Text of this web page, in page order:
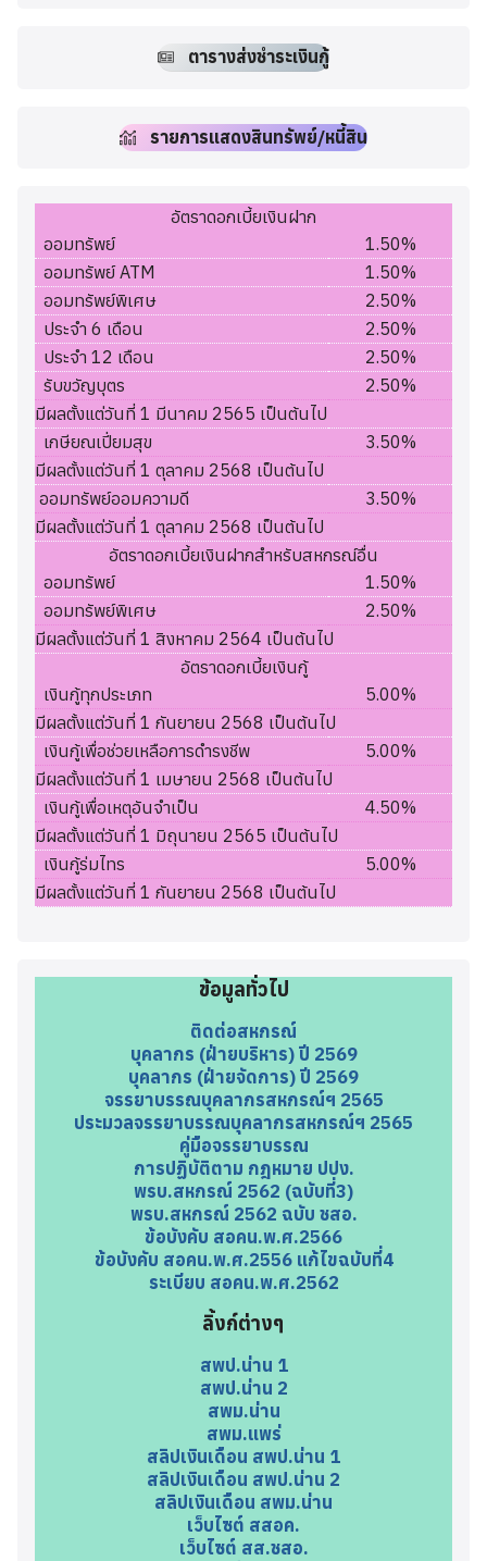
ตารางส่งชำระเงินกู้
รายการแสดงสินทรัพย์/หนี้สิน
อัตราดอกเบี้ยเงินฝาก
ออมทรัพย์
1.50%
ออมทรัพย์ ATM
1.50%
ออมทรัพย์พิเศษ
2.50%
ประจำ 6 เดือน
2.50%
ประจำ 12 เดือน
2.50%
รับขวัญบุตร
2.50%
มีผลตั้งแต่วันที่ 1 มีนาคม 2565 เป็นต้นไป
เกษียณเปี่ยมสุข
3.50%
มีผลตั้งแต่วันที่ 1 ตุลาคม 2568 เป็นต้นไป
ออมทรัพย์ออมความดี
3.50%
มีผลตั้งแต่วันที่ 1 ตุลาคม 2568 เป็นต้นไป
อัตราดอกเบี้ยเงินฝากสำหรับสหกรณ์อื่น
ออมทรัพย์
1.50%
ออมทรัพย์พิเศษ
2.50%
มีผลตั้งแต่วันที่ 1 สิงหาคม 2564 เป็นต้นไป
อัตราดอกเบี้ยเงินกู้
เงินกู้ทุกประเภท
5.00%
มีผลตั้งแต่วันที่ 1 กันยายน 2568 เป็นต้นไป
เงินกู้เพื่อช่วยเหลือการดำรงชีพ
5.00%
มีผลตั้งแต่วันที่ 1 เมษายน 2568 เป็นต้นไป
เงินกู้เพื่อเหตุอันจำเป็น
4.50%
มีผลตั้งแต่วันที่ 1 มิถุนายน 2565 เป็นต้นไป
เงินกู้ร่มไทร
5.00%
มีผลตั้งแต่วันที่ 1 กันยายน 2568 เป็นต้นไป
ข้อมูลทั่วไป
ติดต่อสหกรณ์
บุคลากร (ฝ่ายบริหาร) ปี 2569
บุคลากร (ฝ่ายจัดการ) ปี 2569
จรรยาบรรณบุคลากรสหกรณ์ฯ 2565
ประมวลจรรยาบรรณบุคลากรสหกรณ์ฯ 2565
คู่มือจรรยาบรรณ
การปฏิบัติตาม กฎหมาย ปปง.
พรบ.สหกรณ์ 2562 (ฉบับที่3)
พรบ.สหกรณ์ 2562 ฉบับ ชสอ.
ข้อบังคับ สอคน.พ.ศ.2566
ข้อบังคับ สอคน.พ.ศ.2556 แก้ไขฉบับที่4
ระเบียบ สอคน.พ.ศ.2562
ลิ้งก์ต่างๆ
สพป.น่าน 1
สพป.น่าน 2
สพม.น่าน
สพม.แพร่
สลิปเงินเดือน สพป.น่าน 1
สลิปเงินเดือน สพป.น่าน 2
สลิปเงินเดือน สพม.น่าน
เว็บไซต์ สสอค.
เว็บไซต์ สส.ชสอ.